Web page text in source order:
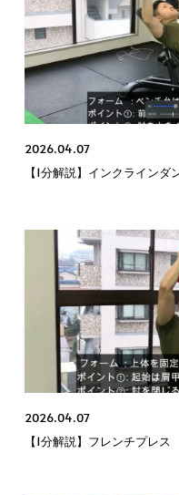
2026.04.07
【1分解説】インクライン
2026.04.07
【1分解説】フレンチプレス